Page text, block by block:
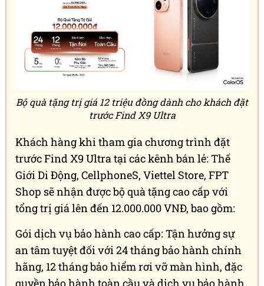
Bộ quà tặng trị giá 12 triệu đồng dành cho khách đặt
trước Find X9 Ultra
Khách hàng khi tham gia chương trình đặt
trước Find X9 Ultra tại các kênh bán lẻ: Thế
Giới Di Động, CellphoneS, Viettel Store, FPT
Shop sẽ nhận được bộ quà tặng cao cấp với
tổng trị giá lên đến 12.000.000 VNĐ, bao gồm:
Gói dịch vụ bảo hành cao cấp: Tận hưởng sự
an tâm tuyệt đối với 24 tháng bảo hành chính
hãng, 12 tháng bảo hiểm rơi vỡ màn hình, đặc
quyền bảo hành toàn cầu và dịch vụ bảo hành